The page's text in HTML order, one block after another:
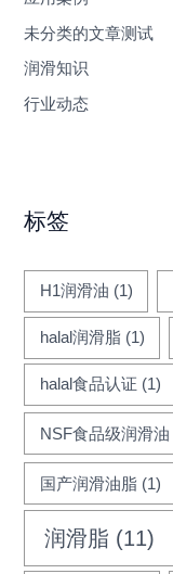
未分类的文章测试
润滑知识
行业动态
标签
H1润滑油 (1)
halal润滑脂 (1)
halal食品认证 (1)
NSF食品级润滑油
国产润滑油脂 (1)
润滑脂 (11)